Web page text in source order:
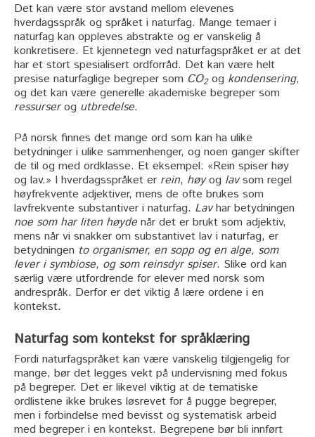
Det kan være stor avstand mellom elevenes
hverdagsspråk og språket i naturfag. Mange temaer i
naturfag kan oppleves abstrakte og er vanskelig å
konkretisere. Et kjennetegn ved naturfagspråket er at det
har et stort spesialisert ordforråd. Det kan være helt
presise naturfaglige begreper som CO2og kondensering,
og det kan være generelle akademiske begreper som
ressurserog utbredelse.
På norsk finnes det mange ord som kan ha ulike
betydninger i ulike sammenhenger, og noen ganger skifter
de til og med ordklasse. Et eksempel: «Rein spiser høy
og lav.» I hverdagsspråket er rein, høyog lavsom regel
høyfrekvente adjektiver, mens de ofte brukes som
lavfrekvente substantiver i naturfag. Lavhar betydningen
noe som har liten høyde når det er brukt som adjektiv,
mens når vi snakker om substantivet lav i naturfag, er
betydningen to organismer, en sopp og en alge, som
lever i symbiose, og som reinsdyr spiser. Slike ord kan
særlig være utfordrende for elever med norsk som
andrespråk. Derfor er det viktig å lære ordene i en
kontekst.
Naturfag som kontekst for språklæring
Fordi naturfagspråket kan være vanskelig tilgjengelig for
mange, bør det legges vekt på undervisning med fokus
på begreper. Det er likevel viktig at de tematiske
ordlistene ikke brukes løsrevet for å pugge begreper,
men i forbindelse med bevisst og systematisk arbeid
med begreper i en kontekst. Begrepene bør bli innført